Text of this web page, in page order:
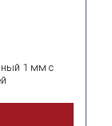
1 мм с